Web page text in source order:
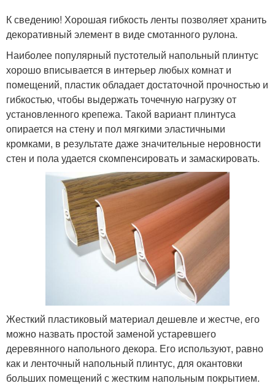
К сведению! Хорошая гибкость ленты позволяет хранить
декоративный элемент в виде смотанного рулона.
Наиболее популярный пустотелый напольный плинтус
хорошо вписывается в интерьер любых комнат и
помещений, пластик обладает достаточной прочностью и
гибкостью, чтобы выдержать точечную нагрузку от
установленного крепежа. Такой вариант плинтуса
опирается на стену и пол мягкими эластичными
кромками, в результате даже значительные неровности
стен и пола удается скомпенсировать и замаскировать.
Жесткий пластиковый материал дешевле и жестче, его
можно назвать простой заменой устаревшего
деревянного напольного декора. Его используют, равно
как и ленточный напольный плинтус, для окантовки
больших помещений с жестким напольным покрытием.